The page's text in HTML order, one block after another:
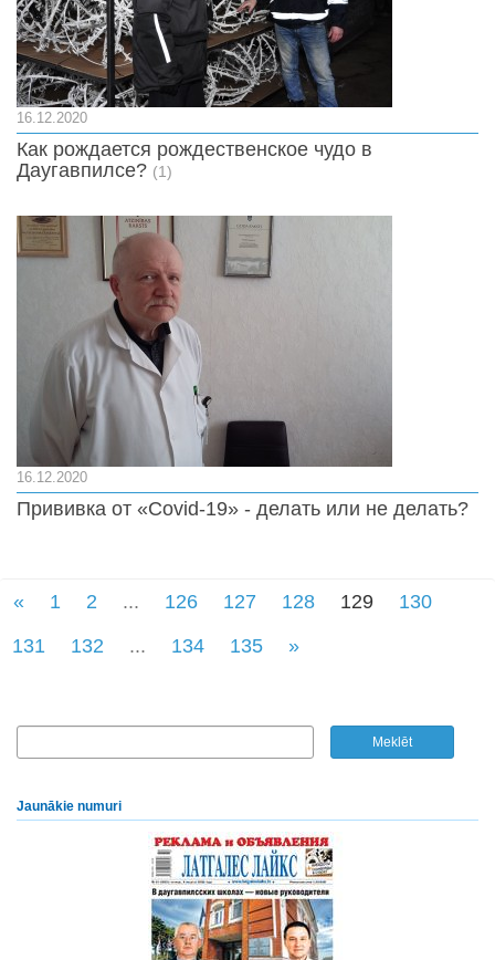
16.12.2020
Как рождается рождественское чудо в
Даугавпилсе? (1)
16.12.2020
Прививка от «Covid-19» - делать или не делать?
« 1 2 ... 126 127 128 129
130
131
132 ... 134 135 »
Jaunākie numuri